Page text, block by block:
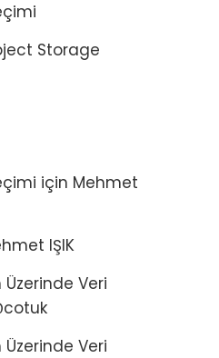
Storage
için Mehmet
IŞIK
Veri
Veri